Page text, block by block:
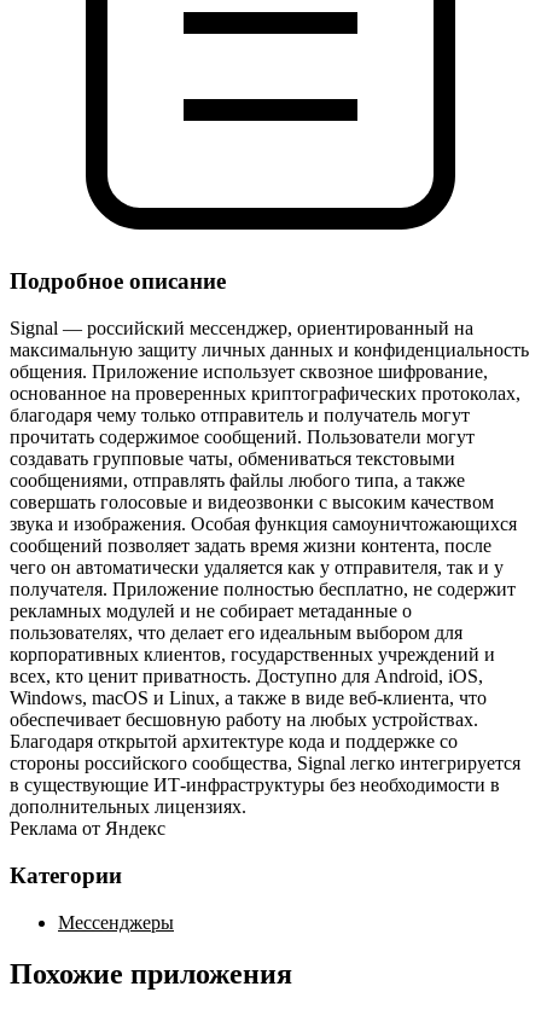
Подробное описание
Signal — российский мессенджер, ориентированный на
максимальную защиту личных данных и конфиденциальность
общения. Приложение использует сквозное шифрование,
основанное на проверенных криптографических протоколах,
благодаря чему только отправитель и получатель могут
прочитать содержимое сообщений. Пользователи могут
создавать групповые чаты, обмениваться текстовыми
сообщениями, отправлять файлы любого типа, а также
совершать голосовые и видеозвонки с высоким качеством
звука и изображения. Особая функция самоуничтожающихся
сообщений позволяет задать время жизни контента, после
чего он автоматически удаляется как у отправителя, так и у
получателя. Приложение полностью бесплатно, не содержит
рекламных модулей и не собирает метаданные о
пользователях, что делает его идеальным выбором для
корпоративных клиентов, государственных учреждений и
всех, кто ценит приватность. Доступно для Android, iOS,
Windows, macOS и Linux, а также в виде веб‑клиента, что
обеспечивает бесшовную работу на любых устройствах.
Благодаря открытой архитектуре кода и поддержке со
стороны российского сообщества, Signal легко интегрируется
в существующие ИТ‑инфраструктуры без необходимости в
дополнительных лицензиях.
Реклама от Яндекс
Категории
Мессенджеры
Похожие приложения